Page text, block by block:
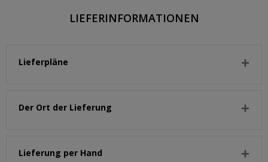
LIEFERINFORMATIONEN
Lieferpläne
Der Ort der Lieferung
Lieferung per Hand